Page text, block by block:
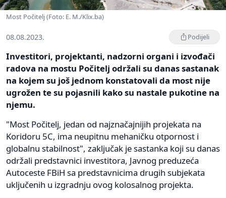
Most Počitelj (Foto: E. M./Klix.ba)
08.08.2023. Podijeli
Investitori, projektanti, nadzorni organi i izvođači
radova na mostu Počitelj održali su danas sastanak
na kojem su još jednom konstatovali da most nije
ugrožen te su pojasnili kako su nastale pukotine na
njemu.
"Most Počitelj, jedan od najznačajnijih projekata na
Koridoru 5C, ima neupitnu mehaničku otpornost i
globalnu stabilnost", zaključak je sastanka koji su danas
održali predstavnici investitora, Javnog preduzeća
Autoceste FBiH sa predstavnicima drugih subjekata
uključenih u izgradnju ovog kolosalnog projekta.